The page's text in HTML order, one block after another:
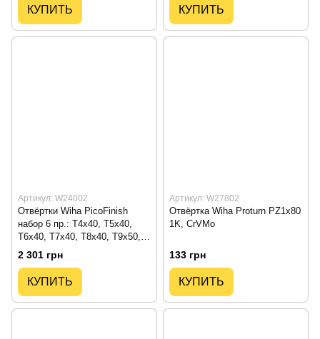
КУПИТЬ КУПИТЬ
Артикул: W24002
Отвёртки Wiha PicoFinish
набор 6 пр.: T4x40, T5x40,
T6x40, T7x40, T8x40, T9x50,
CrVMo
2 301 грн
КУПИТЬ
Артикул: W27802
Отвёртка Wiha Proturn PZ1x80
1K, CrVMo
133 грн
КУПИТЬ